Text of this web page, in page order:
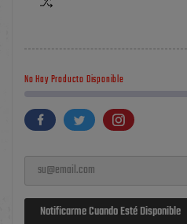
No Hay Producto Disponible
Notificarme Cuando Esté Disponible